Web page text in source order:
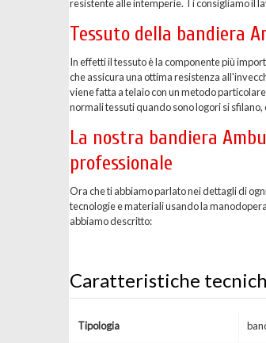
resistente alle intemperie. Ti consigliamo il
Tessuto della bandiera
In effetti il tessuto è la componente più
che assicura una ottima resistenza
viene fatta a telaio con un metodo
normali tessuti quando sono logori si
La nostra bandiera
professionale
Ora che ti abbiamo parlato nei dettagli di
tecnologie e materiali usando la
abbiamo descritto:
Caratteristiche
Tipologia